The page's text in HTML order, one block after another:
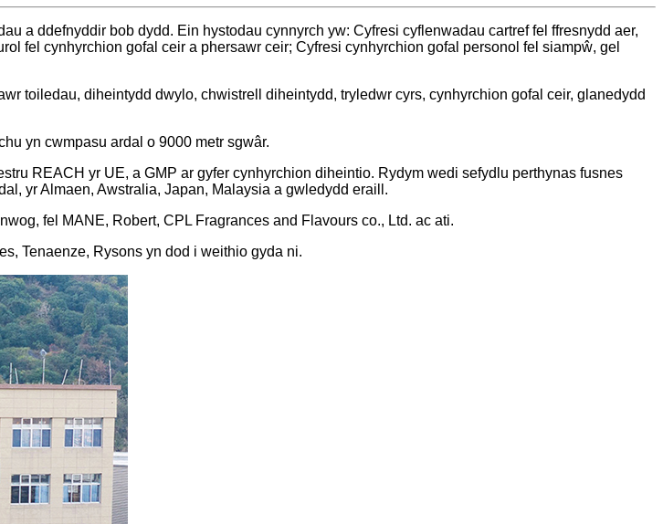
a ddefnyddir bob dydd. Ein hystodau cynnyrch yw: Cyfresi cyflenwadau cartref fel ffresnydd aer,
fel cynhyrchion gofal ceir a phersawr ceir; Cyfresi cynhyrchion gofal personol fel siampŵ, gel
toiledau, diheintydd dwylo, chwistrell diheintydd, tryledwr cyrs, cynhyrchion gofal ceir, glanedydd
yn cwmpasu ardal o 9000 metr sgwâr.
REACH yr UE, a GMP ar gyfer cynhyrchion diheintio. Rydym wedi sefydlu perthynas fusnes
yr Almaen, Awstralia, Japan, Malaysia a gwledydd eraill.
fel MANE, Robert, CPL Fragrances and Flavours co., Ltd. ac ati.
Tenaenze, Rysons yn dod i weithio gyda ni.